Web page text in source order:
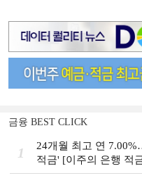
금융 BEST CLICK
1
24개월 최고 연
적금' [이주의 은행 적